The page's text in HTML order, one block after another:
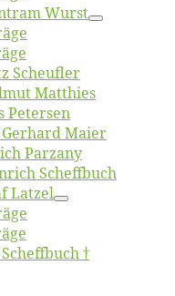
Wurst
Scheufler
Matthies
Petersen
Maier
Parzany
Scheffbuch
Latzel
†